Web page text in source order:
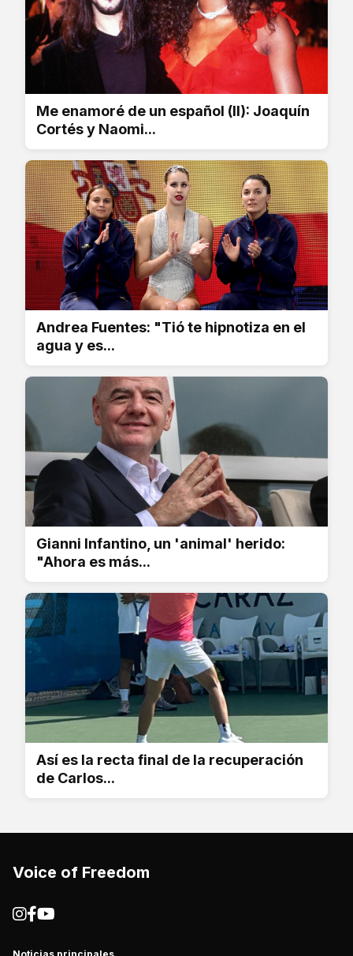
Me enamoré de un español (II): Joaquín
Cortés y Naomi...
Andrea Fuentes: "Tió te hipnotiza en el
agua y es...
Gianni Infantino, un 'animal' herido:
"Ahora es más...
Así es la recta final de la recuperación
de Carlos...
Voice of Freedom